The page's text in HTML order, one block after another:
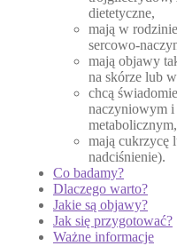
dietetyczne,
mają w
sercowo-
mają objawy
na skórze lub
chcą
naczyniowym i
metabolicznym,
mają cukrzycę
nadciśnienie).
Co badamy?
Dlaczego warto?
Jakie są objawy?
Jak się przygotować?
Ważne informacje